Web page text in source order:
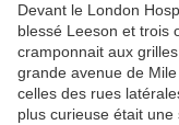
Devant le London
blessé Leeson et trois
cramponnait aux
grande avenue de
celles des rues
plus curieuse était